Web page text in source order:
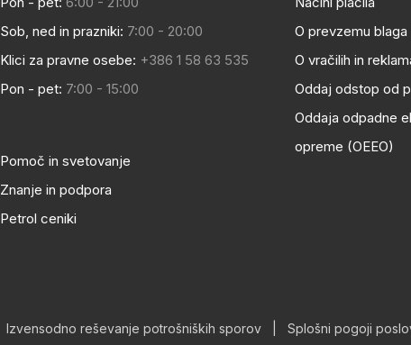
Sob, ned in prazniki: 7:00 - 20:00
Klici za pravne osebe: +386 1 58 63 535
Pon - pet: 7:00 - 15:00
Pomoč in svetovanje
Znanje in podpora
Petrol ceniki
O prevzemu
O vračilih in
Oddaj odstop od
Oddaja odpadne
opreme (OEEO)
Izvensodno reševanje potrošniških sporov Splošni pogoji